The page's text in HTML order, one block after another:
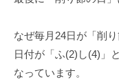
なぜ毎月24日が「削
日付が「ふ(2)し(4)」
なっています。